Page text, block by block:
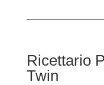
Ricettario
Twin